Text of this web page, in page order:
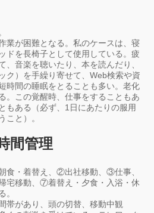
業が困難となる。私のケースは、寝
ドを長椅子として使用している。疲
、音楽を聴いたり、本を読んだり、
ク）を手繰り寄せて、Web検索や資
時間の睡眠をとることも多い。老化
。この覚醒時、仕事をすることもあ
もある（必ず、1日にあたりの服用
こと）。
間管理
食・着替え、②出社移動、③仕事、
移動、⑦着替え・夕食・入浴・休
。
帯があり、頭の切替、移動中観